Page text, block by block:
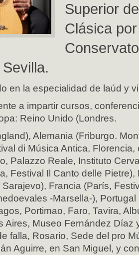
Superior
Clásica
en la especialidad de laúd y
a impartir cursos,
Reino Unido (Londres.
Alemania (Friburgo.
di Música Antica,
Palazzo Reale, Instituto
Festival Il Canto delle
Sarajevo), Francia (París,
-Marsella-),
Portimao, Faro, Tavira,
Aires, Museo Fernández Díaz
falla, Rosario, Sede del pro
Aguirre, en San Miguel, y